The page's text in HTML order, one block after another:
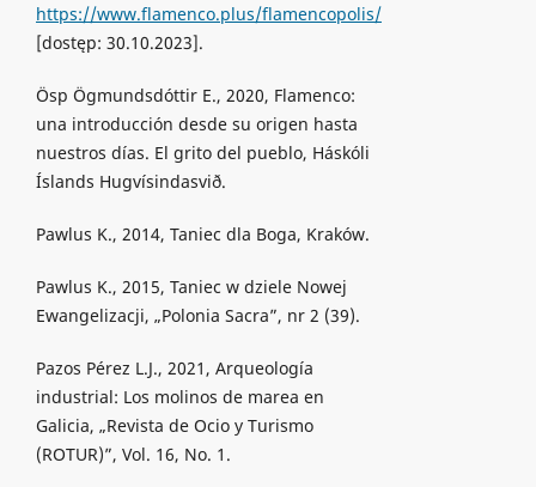
https://www.flamenco.plus/flamencopolis/
[dostęp: 30.10.2023].
Ösp Ögmundsdóttir E., 2020, Flamenco:
una introducción desde su origen hasta
nuestros días. El grito del pueblo, Háskóli
Íslands Hugvísindasvið.
Pawlus K., 2014, Taniec dla Boga, Kraków.
Pawlus K., 2015, Taniec w dziele Nowej
Ewangelizacji, „Polonia Sacra”, nr 2 (39).
Pazos Pérez L.J., 2021, Arqueología
industrial: Los molinos de marea en
Galicia, „Revista de Ocio y Turismo
(ROTUR)”, Vol. 16, No. 1.